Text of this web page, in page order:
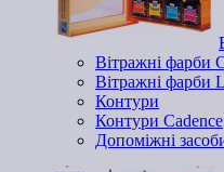
Вітражні фарби
Вітражні фарби
Контури
Контури Cadence
Допоміжні